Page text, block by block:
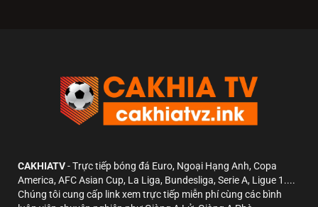
CAKHIATV- Trực tiếp bóng đá Euro, Ngoại Hạng Anh, Copa
America, AFC Asian Cup, La Liga, Bundesliga, Serie A, Ligue 1....
Chúng tôi cung cấp link xem trực tiếp miễn phí cùng các bình